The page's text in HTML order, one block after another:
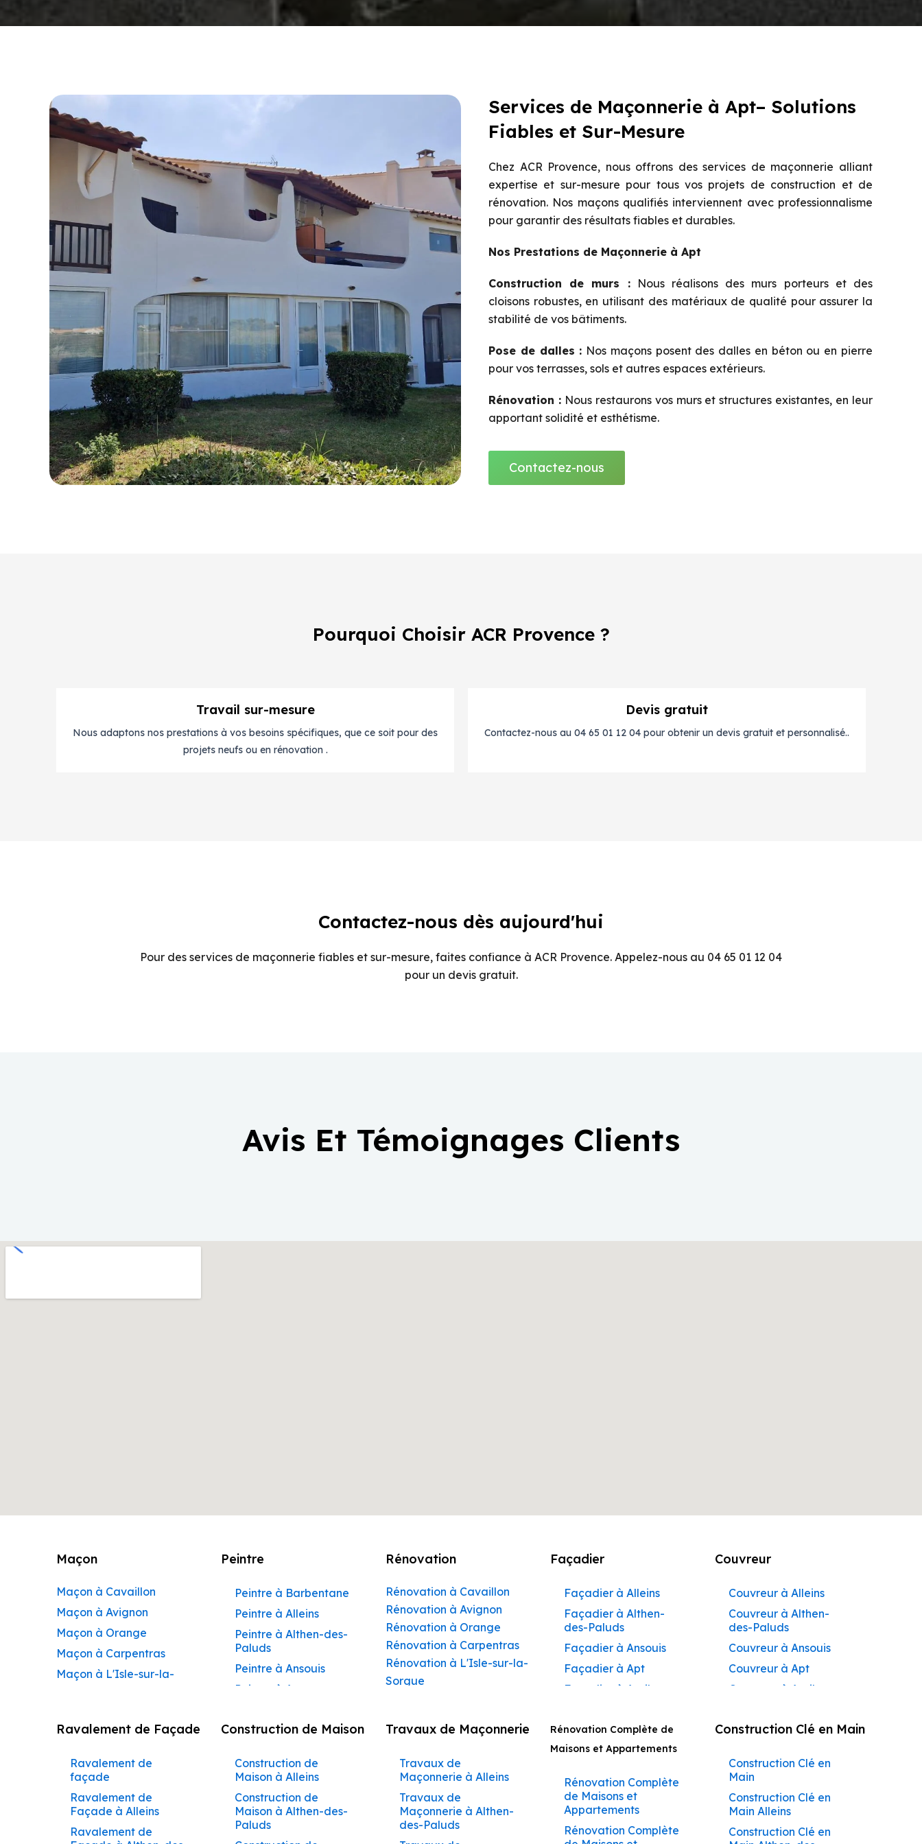
Services de Maçonnerie à Apt– Solutions
Fiables et Sur-Mesure
Chez ACR Provence, nous offrons des services de maçonnerie alliant
expertise et sur-mesure pour tous vos projets de construction et de
rénovation. Nos maçons qualifiés interviennent avec professionnalisme
pour garantir des résultats fiables et durables.
Nos Prestations de Maçonnerie à Apt
Construction de murs :Nous réalisons des murs porteurs et des
cloisons robustes, en utilisant des matériaux de qualité pour assurer la
stabilité de vos bâtiments.
Pose de dalles : Nos maçons posent des dalles en béton ou en pierre
pour vos terrasses, sols et autres espaces extérieurs.
Rénovation :Nous restaurons vos murs et structures existantes, en leur
apportant solidité et esthétisme.
Contactez-nous
Pourquoi Choisir ACR Provence ?
Travail sur-mesure
Nous adaptons nos prestations à vos besoins spécifiques, que ce soit pour des
projets neufs ou en rénovation .
Devis gratuit
Contactez-nous au 04 65 01 12 04 pour obtenir un devis gratuit et personnalisé..
Contactez-nous dès aujourd'hui
Pour des services de maçonnerie fiables et sur-mesure, faites confiance à ACR Provence. Appelez-nous au 04 65 01 12 04
pour un devis gratuit.
Avis Et Témoignages Clients
Maçon
Maçon à Cavaillon
Maçon à Avignon
Maçon à Orange
Maçon à Carpentras
Maçon à L'Isle-sur-la-
Maçon à Pertuis
Maçon à Le Pontet
Maçon à Vaison-la-
Romaine
Maçon à Bollène
Peintre
Peintre à Barbentane
Peintre à Alleins
Peintre à Althen-des-
Paluds
Peintre à Ansouis
Peintre à Apt
Peintre à Aurons
Peintre à Beaumettes
Peintre à Beaumont-
de-Pertuis
Peintre à Bédarrides
Rénovation
Rénovation à Cavaillon
Rénovation à Avignon
Rénovation à Orange
Rénovation à Carpentras
Rénovation à L'Isle-sur-la-
Sorgue
Rénovation à Sorgues
Rénovation à Vaison-la-
Romaine
Rénovation à Bollène
Rénovation à Monteux
Rénovation à Valréas
Façadier
Façadier à Alleins
Façadier à Althen-
des-Paluds
Façadier à Ansouis
Façadier à Apt
Façadier à Auribeau
Façadier à
AvignonFaçadier à
Barbentane
Façadier à
Beaumettes
Façadier à Beaumont-
Couvreur
Couvreur à Alleins
Couvreur à Althen-
des-Paluds
Couvreur à Ansouis
Couvreur à Apt
Couvreur à Auribeau
Couvreur à Avignon
Barbentane
Couvreur à
Beaumettes
Couvreur à Beaumont-
de-Pertuis
Ravalement de Façade
Ravalement de
façade
Ravalement de
Façade à Alleins
Ravalement de
Construction de Maison
Construction de
Maison à Alleins
Construction de
Maison à Althen-des-
Paluds
Travaux de Maçonnerie
Travaux de
Maçonnerie à Alleins
Travaux de
Maçonnerie à Althen-
des-Paluds
Rénovation Complète de
Maisons et Appartements
Rénovation Complète
de Maisons et
Appartements
Rénovation Complète
Construction Clé en Main
Construction Clé en
Main
Construction Clé en
Main Alleins
Construction Clé en